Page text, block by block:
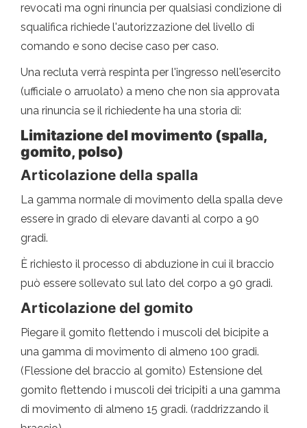
revocati ma ogni rinuncia per qualsiasi condizione di
squalifica richiede l'autorizzazione del livello di
comando e sono decise caso per caso.
Una recluta verrà respinta per l'ingresso nell'esercito
(ufficiale o arruolato) a meno che non sia approvata
una rinuncia se il richiedente ha una storia di:
Limitazione del movimento (spalla,
gomito, polso)
Articolazione della spalla
La gamma normale di movimento della spalla deve
essere in grado di elevare davanti al corpo a 90
gradi.
È richiesto il processo di abduzione in cui il braccio
può essere sollevato sul lato del corpo a 90 gradi.
Articolazione del gomito
Piegare il gomito flettendo i muscoli del bicipite a
una gamma di movimento di almeno 100 gradi.
(Flessione del braccio al gomito) Estensione del
gomito flettendo i muscoli dei tricipiti a una gamma
di movimento di almeno 15 gradi. (raddrizzando il